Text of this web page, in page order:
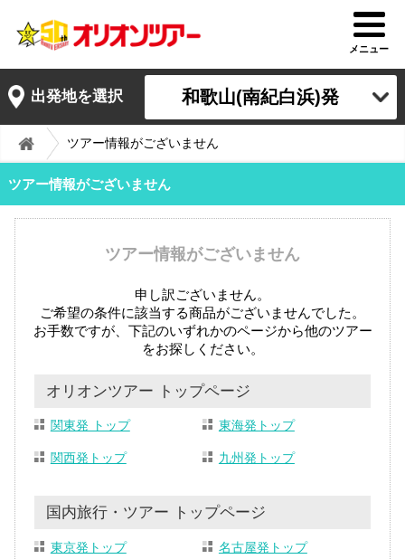
メニュー
出発地を選択 和歌山(南紀白浜)発
ツアー情報がございません
ツアー情報がございません
ツアー情報がございません
申し訳ございません。
ご希望の条件に該当する商品がございませんでした。
お手数ですが、下記のいずれかのページから他のツアー
をお探しください。
オリオンツアー トップページ
関東発 トップ 東海発トップ
関西発トップ 九州発トップ
国内旅行・ツアー トップページ
東京発トップ 名古屋発トップ